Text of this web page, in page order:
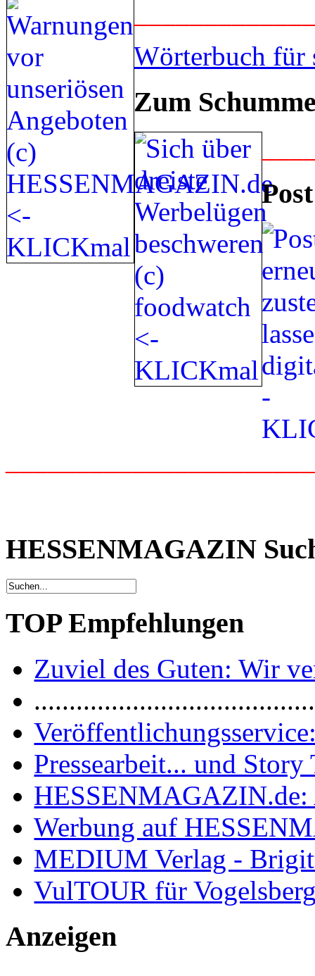
Wörterbuch
Zum
HESSENMAGAZIN
TOP Empfehlungen
Zuviel des Guten: Wir
Pressearbeit... und
HESSENMAGAZIN.de:
Werbung auf
MEDIUM Verlag -
VulTOUR für
Anzeigen